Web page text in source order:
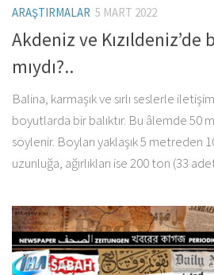
ARAŞTIRMALAR 5 MART 2022
Akdeniz ve Kızıldeniz’de
mıydı?..
Balina, karmaşık ve sırlı seslerle
boyutlarda bir balıktır. Bu âlemde 50
söylenir. Boyları yaklaşık 5 metreden
uzunluğa, ağırlıkları ise 200 ton (33